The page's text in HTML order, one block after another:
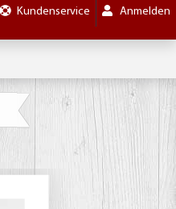
Kundenservice Anmelden